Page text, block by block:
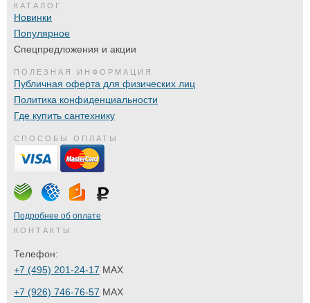
КАТАЛОГ
Новинки
Популярное
Спецпредложения и акции
ПОЛЕЗНАЯ ИНФОРМАЦИЯ
Публичная оферта для физических лиц
Политика конфиденциальности
Где купить сантехнику
СПОСОБЫ ОПЛАТЫ
Подробнее об оплате
КОНТАКТЫ
Телефон:
+7 (495) 201-24-17 MAX
+7 (926) 746-76-57 MAX